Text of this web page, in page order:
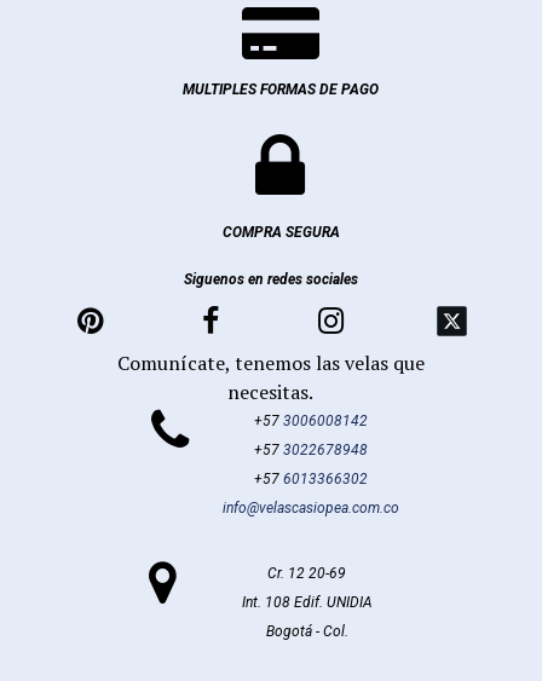

MULTIPLES FORMAS DE PAGO

COMPRA SEGURA
Siguenos en redes sociales
  
Comunícate, tenemos las velas que
necesitas.
 +573006008142
+573022678948
+576013366302
info@velascasiopea.com.co

Cr. 12 20-69
Int. 108 Edif. UNIDIA
Bogotá - Col.